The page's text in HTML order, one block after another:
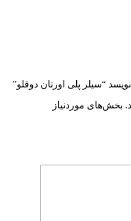
“سیلر پلی اورتان دوقلو”
بخش‌های موردنیاز